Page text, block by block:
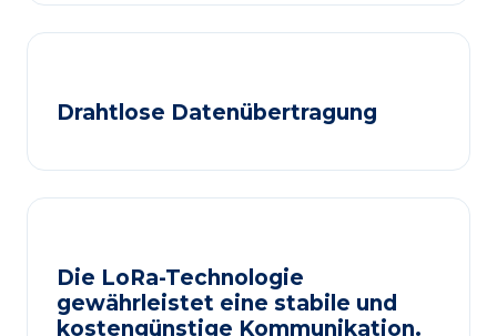
Drahtlose Datenübertragung
Die LoRa-Technologie
gewährleistet eine stabile und
kostengünstige Kommunikation.